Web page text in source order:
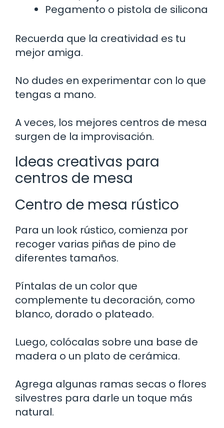
Pegamento o pistola de silicona
Recuerda que la creatividad es tu
mejor amiga.
No dudes en experimentar con lo que
tengas a mano.
A veces, los mejores centros de mesa
surgen de la improvisación.
Ideas creativas para
centros de mesa
Centro de mesa rústico
Para un look rústico, comienza por
recoger varias piñas de pino de
diferentes tamaños.
Píntalas de un color que
complemente tu decoración, como
blanco, dorado o plateado.
Luego, colócalas sobre una base de
madera o un plato de cerámica.
Agrega algunas ramas secas o flores
silvestres para darle un toque más
natural.